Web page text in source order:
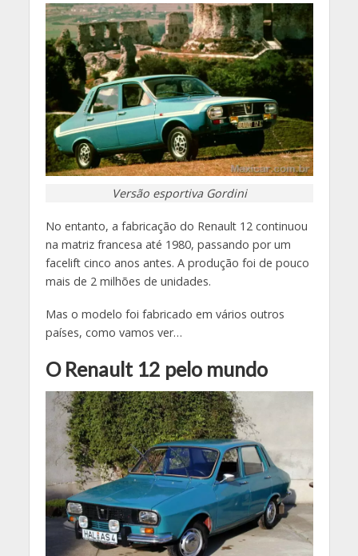
Versão esportiva Gordini
No entanto, a fabricação do Renault 12 continuou
na matriz francesa até 1980, passando por um
facelift cinco anos antes. A produção foi de pouco
mais de 2 milhões de unidades.
Mas o modelo foi fabricado em vários outros
países, como vamos ver…
O Renault 12 pelo mundo